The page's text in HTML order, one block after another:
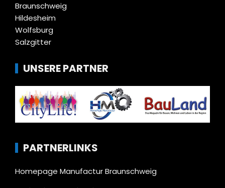
Braunschweig
Hildesheim
Wolfsburg
Salzgitter
UNSERE PARTNER
PARTNERLINKS
Homepage Manufactur Braunschweig